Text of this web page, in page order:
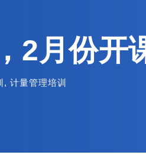
2月份开
, 计量管理培训